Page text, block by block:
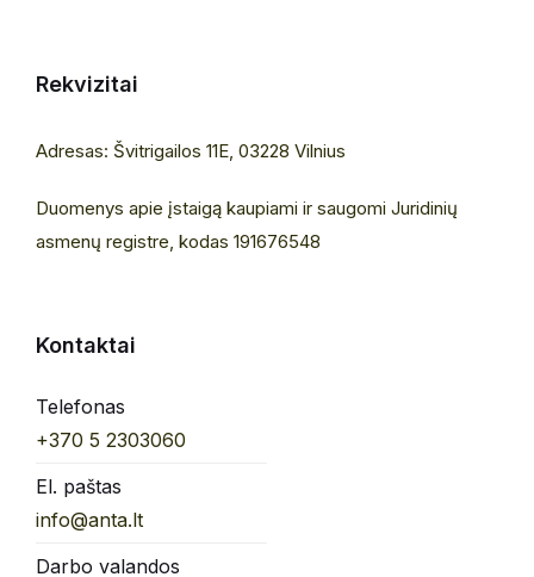
Rekvizitai
Adresas: Švitrigailos 11E, 03228 Vilnius
Duomenys apie įstaigą kaupiami ir saugomi Juridinių
asmenų registre, kodas 191676548
Kontaktai
Telefonas
+370 5 2303060
El. paštas
info@anta.lt
Darbo valandos